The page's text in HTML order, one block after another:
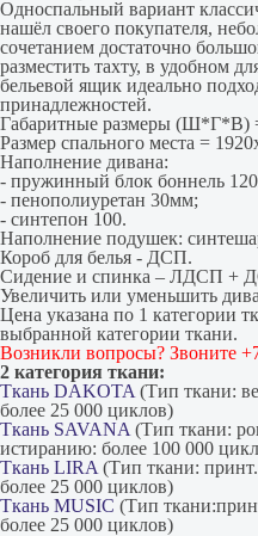
Односпальный вариант
нашёл своего покупателя,
сочетанием достаточно
разместить тахту, в удобном
бельевой ящик идеально
принадлежностей.
Габаритные размеры (Ш*Г*В)
Размер спального места =
Наполнение дивана:
- пружинный блок боннель
- пенополиуретан 30мм;
- синтепон 100.
Наполнение подушек:
Короб для белья - ДСП.
Сидение и спинка – ЛДСП +
Увеличить или уменьшить
Цена указана по 1 категории
выбранной категории ткани.
Возникли вопросы? Звоните
2 категория ткани:
Ткань DAKOTA (Тип ткани:
более 25 000 циклов)
Ткань SAVANA (Тип ткани:
истиранию: более 100 000
Ткань LIRA (Тип ткани:
более 25 000 циклов)
Ткань MUSIC (Тип
более 25 000 циклов)